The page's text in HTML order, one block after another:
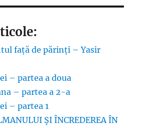
față de părinți – Yasir
– partea a doua
– partea a 2-a
– partea 1
ŞI ÎNCREDEREA ÎN